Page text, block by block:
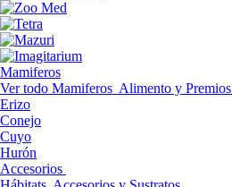
Mamiferos
Ver todo Mamiferos Alimento y Premios
Erizo
Conejo
Cuyo
Hurón
Accesorios